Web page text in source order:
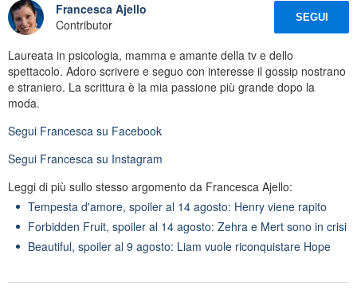
Francesca Ajello
Contributor
SEGUI
Laureata in psicologia, mamma e amante della tv e dello
spettacolo. Adoro scrivere e seguo con interesse il gossip nostrano
e straniero. La scrittura è la mia passione più grande dopo la
moda.
Segui Francesca su Facebook
Segui Francesca su Instagram
Leggi di più sullo stesso argomento da Francesca Ajello:
Tempesta d'amore, spoiler al 14 agosto: Henry viene rapito
Forbidden Fruit, spoiler al 14 agosto: Zehra e Mert sono in crisi
Beautiful, spoiler al 9 agosto: Liam vuole riconquistare Hope